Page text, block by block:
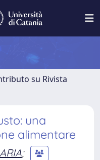
su Rivista
una
alimentare
;